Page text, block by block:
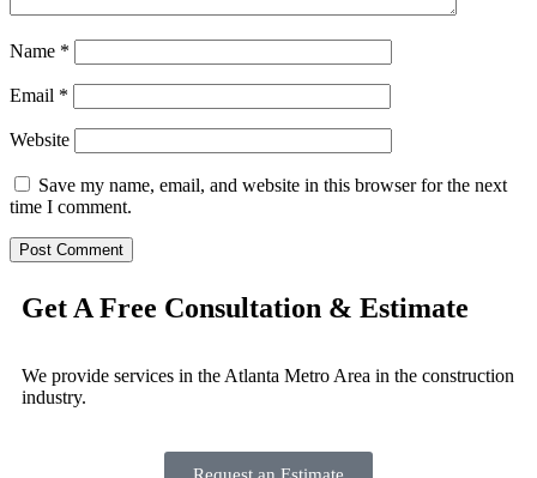
Name *
Email *
Website
Save my name, email, and website in this browser for the next
time I comment.
Get A Free Consultation & Estimate
We provide services in the Atlanta Metro Area in the construction
industry.